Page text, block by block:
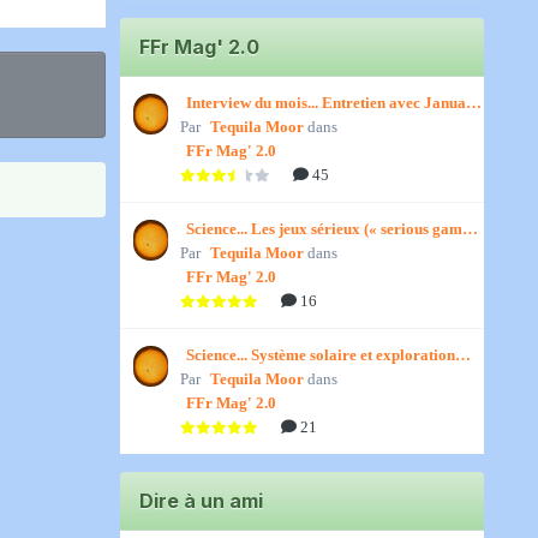
FFr Mag' 2.0
Interview du mois... Entretien avec January,
par Titenath
Par Tequila Moor dans
FFr Mag' 2.0
45
Science... Les jeux sérieux (« serious games
») par Jedino
Par Tequila Moor dans
FFr Mag' 2.0
16
Science... Système solaire et exploration
spatiale, par Jedino
Par Tequila Moor dans
FFr Mag' 2.0
21
Dire à un ami